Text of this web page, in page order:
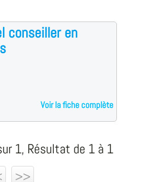
conseiller en
Voir la fiche complète
1, Résultat de 1 à 1
>>